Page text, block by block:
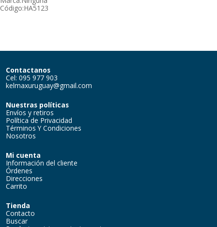
Código:HA5123
Contactanos
Cel: 095 977 903
kelmaxuruguay@gmail.com
Nuestras políticas
Envíos y retiros
Política de Privacidad
Términos Y Condiciones
Nosotros
Mi cuenta
Información del cliente
Órdenes
Direcciones
Carrito
Tienda
Contacto
Buscar